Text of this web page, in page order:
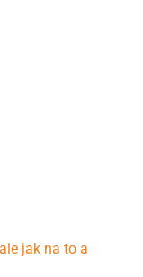
jak na to a